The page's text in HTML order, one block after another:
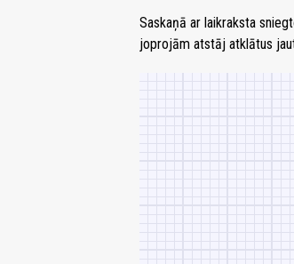
Saskaņā ar laikraksta
joprojām atstāj atklātus